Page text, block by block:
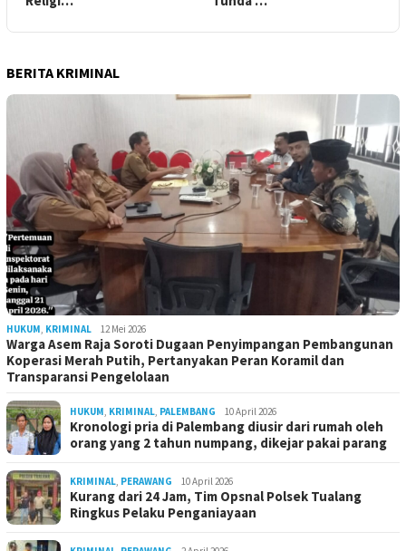
BERITA KRIMINAL
HUKUM, KRIMINAL 12 Mei 2026
Warga Asem Raja Soroti Dugaan Penyimpangan Pembangunan
Koperasi Merah Putih, Pertanyakan Peran Koramil dan
Transparansi Pengelolaan
HUKUM, KRIMINAL, PALEMBANG 10 April 2026
Kronologi pria di Palembang diusir dari rumah oleh
orang yang 2 tahun numpang, dikejar pakai parang
KRIMINAL, PERAWANG 10 April 2026
Kurang dari 24 Jam, Tim Opsnal Polsek Tualang
Ringkus Pelaku Penganiayaan